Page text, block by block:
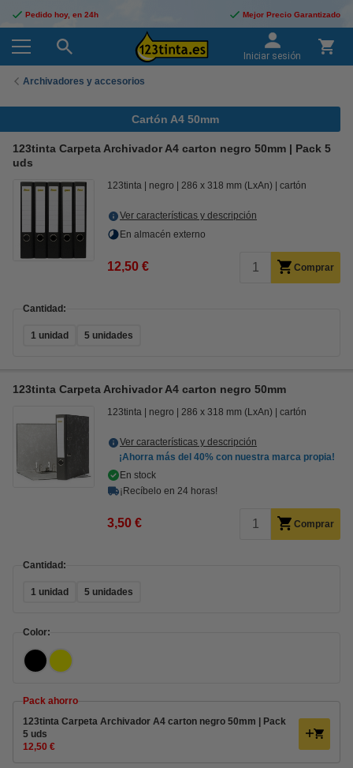
Pedido hoy, en 24h Mejor Precio Garantizado
Iniciar sesión
Archivadores y accesorios
Cartón A4 50mm
123tinta Carpeta Archivador A4 carton negro 50mm | Pack 5
uds
123tinta negro 286 x 318 mm (LxAn) cartón
Ver características y descripción
En almacén externo
12,50 € Comprar
Cantidad:
1 unidad 5 unidades
123tinta Carpeta Archivador A4 carton negro 50mm
123tinta negro 286 x 318 mm (LxAn) cartón
Ver características y descripción
¡Ahorra más del 40% con nuestra marca propia!
En stock
¡Recíbelo en 24 horas!
3,50 € Comprar
Cantidad:
1 unidad 5 unidades
Color:
Pack ahorro
123tinta Carpeta Archivador A4 carton negro 50mm | Pack
5 uds
12,50 €